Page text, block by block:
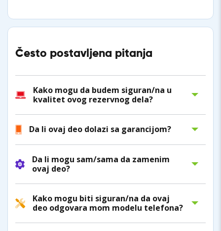
Često postavljena pitanja
Kako mogu da budem siguran/na u
kvalitet ovog rezervnog dela?
Da li ovaj deo dolazi sa garancijom?
Da li mogu sam/sama da zamenim
ovaj deo?
Kako mogu biti siguran/na da ovaj
deo odgovara mom modelu telefona?